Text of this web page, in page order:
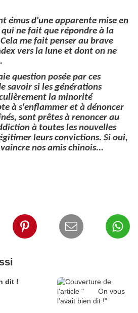
émus d'une apparente mise en
ne fait que répondre à la
me fait penser au brave
vers la lune et dont on ne
question posée par ces
savoir si les générations
la minorité
à s'enflammer et à dénoncer
sont prêtes à renoncer au
à toutes les nouvelles
leurs convictions. Si oui,
nos amis chinois...
dit !